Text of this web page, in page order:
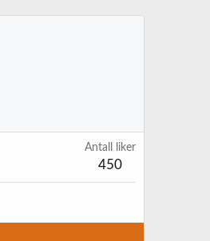
Antall liker
450